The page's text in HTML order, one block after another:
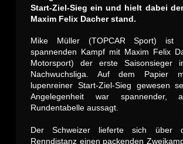
Start-Ziel-Sieg ein und hielt dabei
Maxim Felix Dacher stand.
Mike Müller (TOPCAR Sport) ist
spannenden Kampf mit Maxim Felix
Motorsport) der erste Saisonsieger
Nachwuchsliga. Auf dem Papier
lupenreiner Start-Ziel-Sieg gewesen
Angelegenheit war
Rundentabelle aussagt.
Der Schweizer lieferte sich über
Renndistanz einen packenden